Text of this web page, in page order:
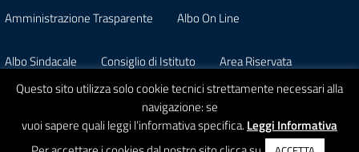
Amministrazione Trasparente Albo On Line
Albo Sindacale Consiglio di Istituto Area Riservata
© 2026 Istituto Comprensivo Statale A. Strobino
Questo sito utilizza solo cookie tecnici strettamente necessari alla
navigazione: se
vuoi sapere quali leggi l’informativa specifica. Leggi Informativa